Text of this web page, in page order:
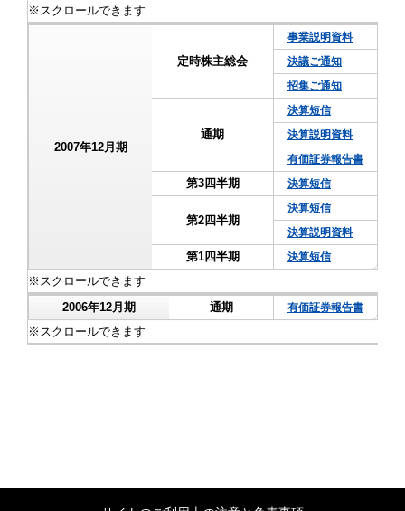
2007年12月期
定時株主総会
事業説明資料
決議ご通知
招集ご通知
通期
決算短信
決算説明資料
有価証券報告書
第3四半期 決算短信
第2四半期
決算短信
決算説明資料
第1四半期 決算短信
2006年12月期 通期 有価証券報告書